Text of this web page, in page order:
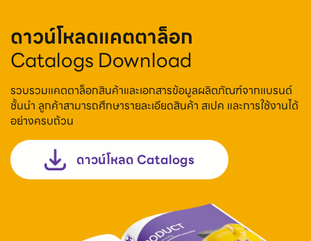
ดาวน์โหลดแคตตาล็อก
Catalogs Download
รวบรวมแคตตาล็อกสินค้าและเอกสารข้อมูลผลิตภัณฑ์จากแบรนด์
ชั้นนำ ลูกค้าสามารถศึกษารายละเอียดสินค้า สเปค และการใช้งานได้
อย่างครบถ้วน
ดาวน์โหลด Catalogs